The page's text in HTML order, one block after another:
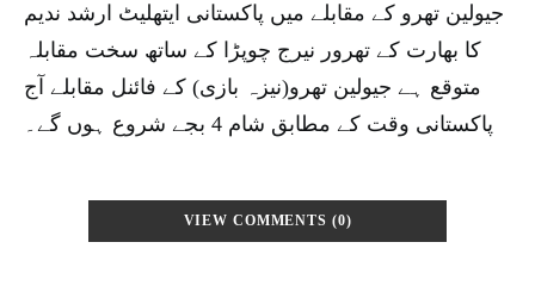
جیولین تھرو کے مقابلے میں پاکستانی ایتھلیٹ ارشد ندیم
کا بھارت کے تھرور نیرج چوپڑا کے ساتھ سخت مقابلہ
متوقع ہے جیولین تھرو(نیزہ بازی) کے فائنل مقابلے آج
پاکستانی وقت کے مطابق شام 4 بجے شروع ہوں گے۔
VIEW COMMENTS (0)